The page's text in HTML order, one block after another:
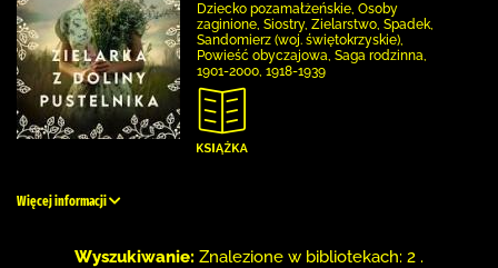
Dziecko pozamałżeńskie, Osoby
zaginione, Siostry, Zielarstwo, Spadek,
Sandomierz (woj. świętokrzyskie),
Powieść obyczajowa, Saga rodzinna,
1901-2000, 1918-1939
Więcej informacji
Wyszukiwanie: Znalezione w bibliotekach: 2 .